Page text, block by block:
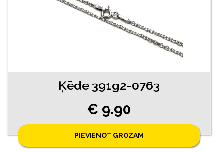
Ķēde 391g2-0763
€ 9.90
PIEVIENOT GROZAM